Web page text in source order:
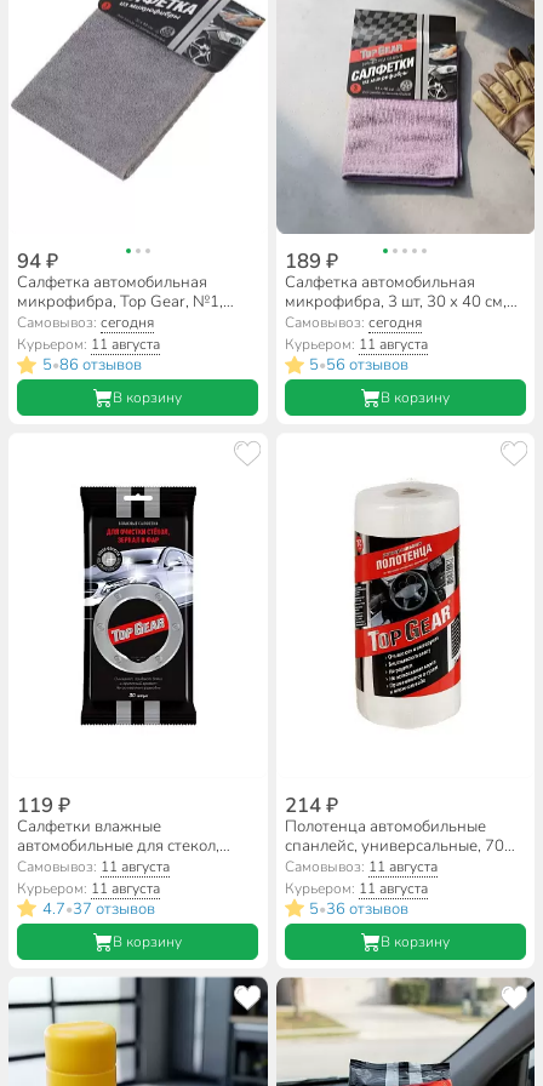
94 ₽
Салфетка автомобильная
микрофибра, Top Gear, №1,
72532
Самовывоз:сегодня
Курьером: 11 августа
5•86 отзывов
В корзину
189 ₽
Салфетка автомобильная
микрофибра, 3 шт, 30 х 40 см,
Top Gear, №3, 72741
Самовывоз: сегодня
Курьером: 11 августа
5•56 отзывов
В корзину
119 ₽
Салфетки влажные
автомобильные для стекол,
зеркал, фар, 30 шт, Top Gear,
48038
Самовывоз: 11 августа
Курьером: 11 августа
4.7•37 отзывов
В корзину
214 ₽
Полотенца автомобильные
спанлейс, универсальные, 70
шт, 22 х 30 см, в рулоне, Top
Gear, 30046
Самовывоз: 11 августа
Курьером: 11 августа
5•36 отзывов
В корзину